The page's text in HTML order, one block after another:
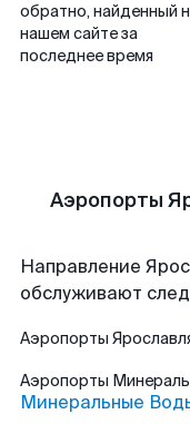
обратно, найденный
нашем сайте за
последнее время
Аэропорты
Направление
обслуживают
Аэропорты
Аэропорты
Минеральные